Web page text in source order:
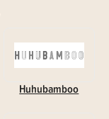
Huhubamboo